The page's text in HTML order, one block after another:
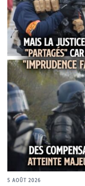
5 AOÛT 2026